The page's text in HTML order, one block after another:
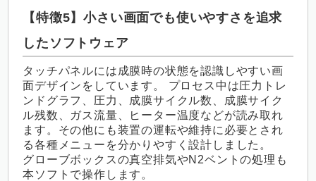
【特徴5】小さい画面でも使いやすさを追求
したソフトウェア
タッチパネルには成膜時の状態を認識しやすい画
面デザインをしています。 プロセス中は圧力トレ
ンドグラフ、圧力、成膜サイクル数、成膜サイク
ル残数、ガス流量、ヒーター温度などが読み取れ
ます。その他にも装置の運転や維持に必要とされ
る各種メニューを分かりやすく設計しました。
グローブボックスの真空排気やN2ベントの処理も
本ソフトで操作します。